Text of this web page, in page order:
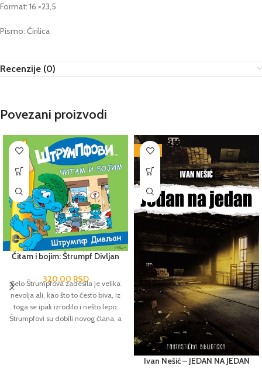
Format: 16 ×23,5
Pismo: Ćirilica
Recenzije (0)
Povezani proizvodi
Čitam i bojim: Štrumpf Divljan
320,00 RSD
Selo Štrumpfova zadesila je velika
nevolja ali, kao što to često biva, iz
toga se ipak izrodilo i nešto lepo:
Štrumpfovi su dobili novog člana, a
-80%
Ivan Nešić – JEDAN NA JEDAN